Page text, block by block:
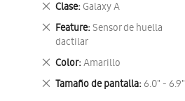
Clase Galaxy A
Eliminar
este
artículo
Feature Sensor de huella
dactilar
Eliminar
este
artículo
Color Amarillo
Eliminar
este
artículo
Tamaño de pantalla 6.0" - 6.9"
Eliminar